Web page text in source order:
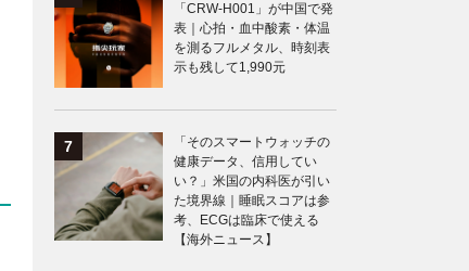
「CRW-H001」が中国で発
表｜心拍・血中酸素・体温
を測るフルメタル、時刻表
示も残して1,990元
「そのスマートウォッチの
健康データ、信用してい
い？」米国の内科医が引い
た境界線｜睡眠スコアは参
考、ECGは臨床で使える
【海外ニュース】